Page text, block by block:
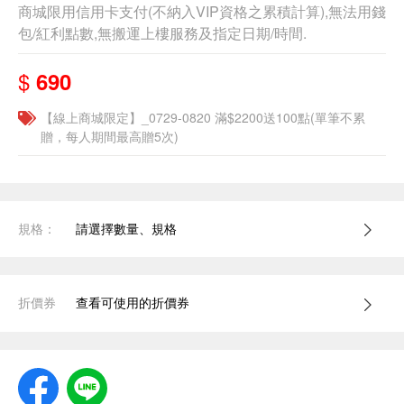
商城限用信用卡支付(不納入VIP資格之累積計算),無法用錢
包/紅利點數,無搬運上樓服務及指定日期/時間.
$ 690
【線上商城限定】_0729-0820 滿$2200送100點(單筆不累
贈，每人期間最高贈5次)
規格： 請選擇數量、規格
折價券 查看可使用的折價券